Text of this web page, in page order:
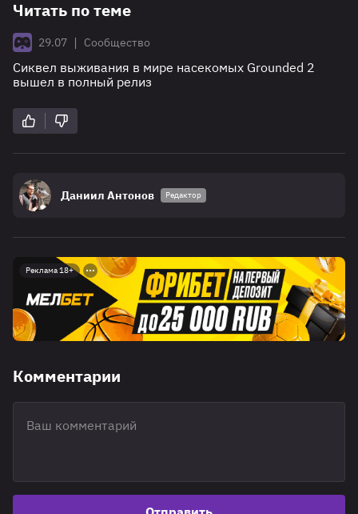
Читать по теме
29.07 | Сообщество
Сиквел выживания в мире насекомых Grounded 2
вышел в полный релиз
Даниил Антонов Редактор
Реклама 18+
Комментарии